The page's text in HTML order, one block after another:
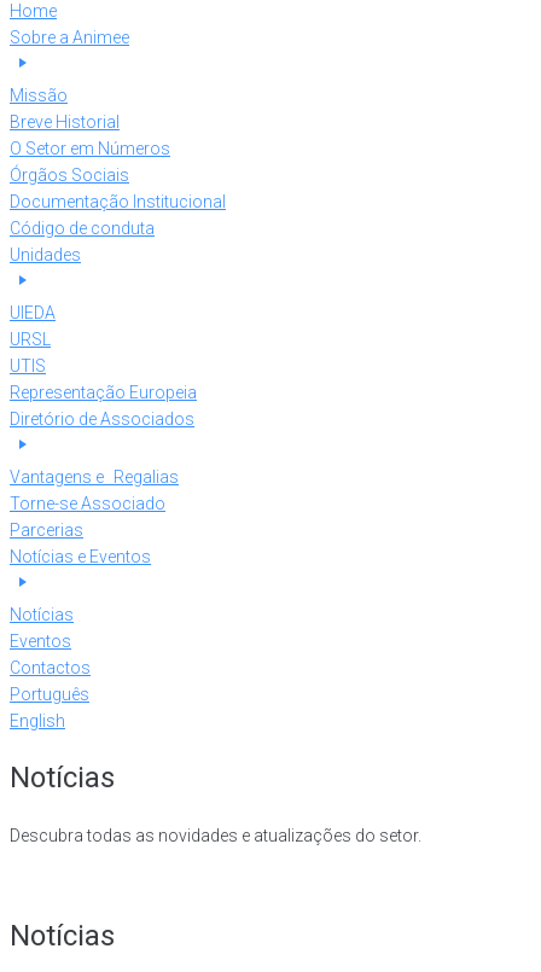
Home
Sobre a Animee
Missão
Breve Historial
O Setor em Números
Órgãos Sociais
Documentação Institucional
Código de conduta
Unidades
UIEDA
URSL
UTIS
Representação Europeia
Diretório de Associados
Vantagens e Regalias
Torne-se Associado
Parcerias
Notícias e Eventos
Notícias
Eventos
Contactos
Português
English
Notícias
Descubra todas as novidades e atualizações do setor.
Notícias